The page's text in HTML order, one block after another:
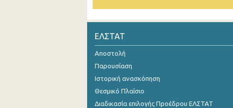
Νοεμβρίου 2024
Οκτωβρίου 2024
Σεπτεμβρίου 2024
Ιουλίου 2024
ΕΛΣΤΑΤ
Αποστολή
Παρουσίαση
Ιστορική ανασκόπηση
Θεσμικό Πλαίσιο
Διαδικασία επιλογής Προέδρου ΕΛΣΤΑΤ